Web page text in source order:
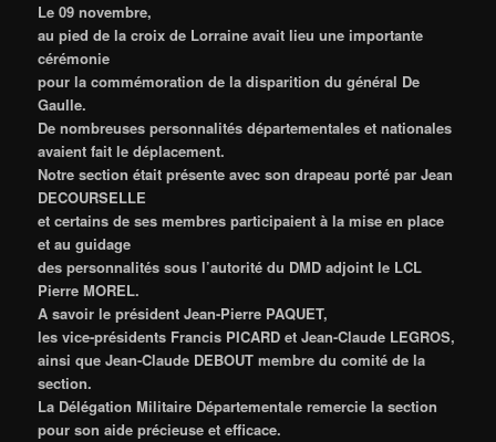
Le 09 novembre,
au pied de la croix de Lorraine avait lieu une importante
cérémonie
pour la commémoration de la disparition du général De
Gaulle.
De nombreuses personnalités départementales et nationales
avaient fait le déplacement.
Notre section était présente avec son drapeau porté par Jean
DECOURSELLE
et certains de ses membres participaient à la mise en place
et au guidage
des personnalités sous l’autorité du DMD adjoint le LCL
Pierre MOREL.
A savoir le président Jean-Pierre PAQUET,
les vice-présidents Francis PICARDet Jean-Claude LEGROS,
ainsi que Jean-Claude DEBOUT membre du comité de la
section.
La Délégation Militaire Départementale remercie la section
pour son aide précieuse et efficace.